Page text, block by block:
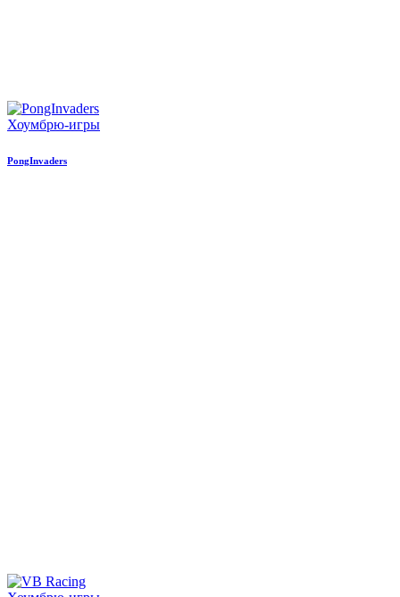
Хоумбрю-игры
PongInvaders